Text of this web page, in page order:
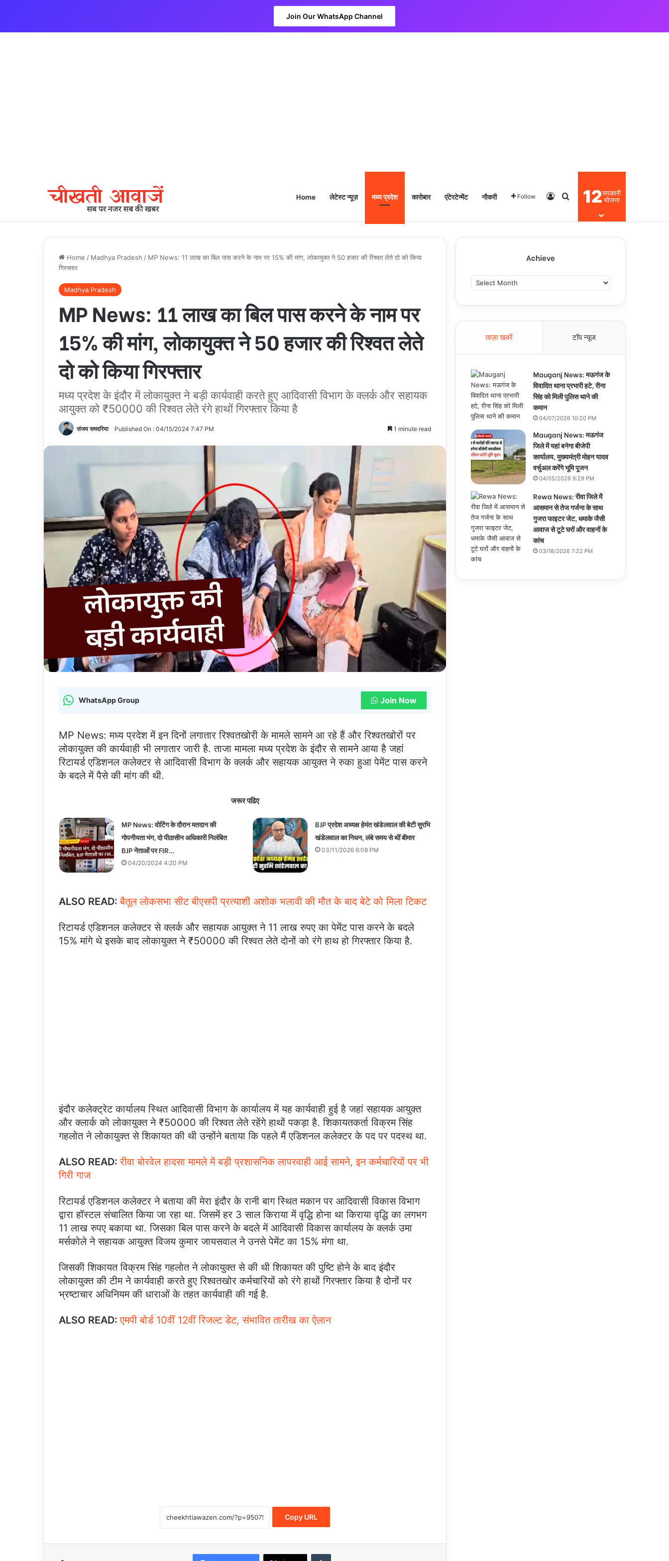
Join Our WhatsApp Channel
Home लेटेस्ट न्यूज़ मध्य प्रदेश कारोबार एंटेरटेन्मेंट नौकरी Follow Log InSearch for
12सरकारी
योजना
Home / Madhya Pradesh / MP News: 11 लाख का बिल पास करने के नाम पर 15% की मांग, लोकायुक्त ने 50 हजार की रिश्वत लेते दो को किया
गिरफ्तार
Madhya Pradesh
MP News: 11 लाख का बिल पास करने के नाम पर
15% की मांग, लोकायुक्त ने 50 हजार की रिश्वत लेते
दो को किया गिरफ्तार
मध्य प्रदेश के इंदौर में लोकायुक्त ने बड़ी कार्यवाही करते हुए आदिवासी विभाग के क्लर्क और सहायक
आयुक्त को ₹50000 की रिश्वत लेते रंगे हाथों गिरफ्तार किया है
संजय समदरिया Published On : 04/15/2024 7:47 PM 1 minute read
WhatsApp Group Join Now
MP News: मध्य प्रदेश में इन दिनों लगातार रिश्वतखोरी के मामले सामने आ रहे हैं और रिश्वतखोरों पर
लोकायुक्त की कार्यवाही भी लगातार जारी है. ताजा मामला मध्य प्रदेश के इंदौर से सामने आया है जहां
रिटायर्ड एडिशनल कलेक्टर से आदिवासी विभाग के क्लर्क और सहायक आयुक्त ने रुका हुआ पेमेंट पास करने
के बदले में पैसे की मांग की थी.
जरूर पढिए
MP News: वोटिंग के दौरान मतदान की
गोपनीयता भंग, दो पीठासीन अधिकारी निलंबित
BJP नेताओं पर FIR…
04/20/2024 4:20 PM
BJP प्रदेश अध्यक्ष हेमंत खंडेलवाल की बेटी सुरभि
खंडेलवाल का निधन, लंबे समय से थीं बीमार
03/11/2026 6:08 PM
ALSO READ:बैतूल लोकसभा सीट बीएसपी प्रत्याशी अशोक भलावी की मौत के बाद बेटे को मिला टिकट
रिटायर्ड एडिशनल कलेक्टर से क्लर्क और सहायक आयुक्त ने 11 लाख रुपए का पेमेंट पास करने के बदले
15% मांगे थे इसके बाद लोकायुक्त ने ₹50000 की रिश्वत लेते दोनों को रंगे हाथ हो गिरफ्तार किया है.
इंदौर कलेक्ट्रेट कार्यालय स्थित आदिवासी विभाग के कार्यालय में यह कार्यवाही हुई है जहां सहायक आयुक्त
और क्लार्क को लोकायुक्त ने ₹50000 की रिश्वत लेते रहेंगे हाथों पकड़ा है. शिकायतकर्ता विक्रम सिंह
गहलोत ने लोकायुक्त से शिकायत की थी उन्होंने बताया कि पहले मैं एडिशनल कलेक्टर के पद पर पदस्थ था.
ALSO READ:रीवा बोरवेल हादसा मामले में बड़ी प्रशासनिक लापरवाही आई सामने, इन कर्मचारियों पर भी
गिरी गाज
रिटायर्ड एडिशनल कलेक्टर ने बताया की मेरा इंदौर के रानी बाग स्थित मकान पर आदिवासी विकास विभाग
द्वारा हॉस्टल संचालित किया जा रहा था. जिसमें हर 3 साल किराया में वृद्धि होना था किराया वृद्धि का लगभग
11 लाख रुपए बकाया था. जिसका बिल पास करने के बदले में आदिवासी विकास कार्यालय के क्लर्क उमा
मर्सकोले ने सहायक आयुक्त विजय कुमार जायसवाल ने उनसे पेमेंट का 15% मंगा था.
जिसकी शिकायत विक्रम सिंह गहलोत ने लोकायुक्त से की थी शिकायत की पुष्टि होने के बाद इंदौर
लोकायुक्त की टीम ने कार्यवाही करते हुए रिश्वतखोर कर्मचारियों को रंगे हाथों गिरफ्तार किया है दोनों पर
भ्रष्टाचार अधिनियम की धाराओं के तहत कार्यवाही की गई है.
ALSO READ:एमपी बोर्ड 10वीं 12वीं रिजल्ट डेट, संभावित तारीख का ऐलान
Copy URL
Achieve
c
e
ताज़ा खबरें टॉप न्यूज
Mauganj News: मऊगंज के
विवादित थाना प्रभारी हटे, रीना
सिंह को मिली पुलिस थाने की
कमान
04/07/2026 10:20 PM
Mauganj News: मऊगंज
जिले में यहां बनेगा बीजेपी
कार्यालय, मुख्यमंत्री मोहन यादव
वर्चुअल करेंगे भूमि पूजन
04/05/2026 9:29 PM
Rewa News: रीवा जिले में
आसमान से तेज गर्जना के साथ
गुजरा फाइटर जेट, धमाके जैसी
आवाज से टूटे घरों और वाहनों के
कांच
03/18/2026 7:22 PM